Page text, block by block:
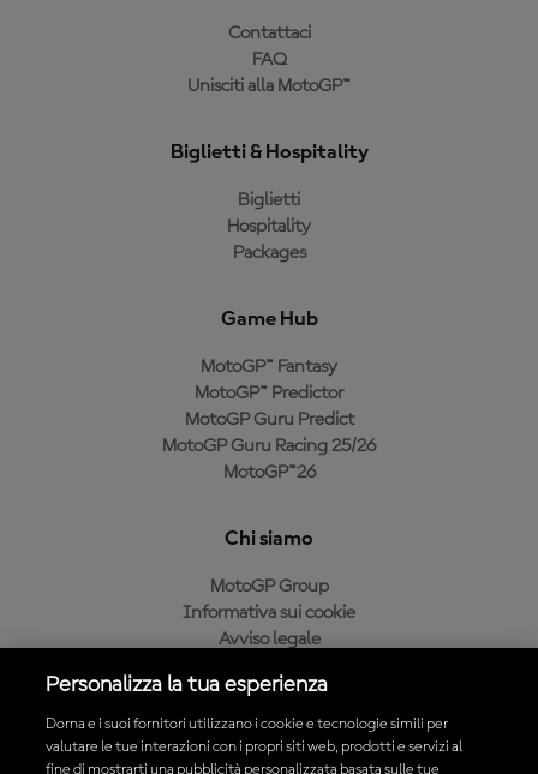
Contattaci
FAQ
Unisciti alla MotoGP™
Biglietti & Hospitality
Biglietti
Hospitality
Packages
Game Hub
MotoGP™ Fantasy
MotoGP™ Predictor
MotoGP Guru Predict
MotoGP Guru Racing 25/26
MotoGP™26
Chi siamo
MotoGP Group
Informativa sui cookie
Avviso legale
Condizioni di acquisto
Personalizza la tua esperienza
Dorna e i suoi fornitori utilizzano i cookie e tecnologie simili per
valutare le tue interazioni con i propri siti web, prodotti e servizi al
fine di mostrarti una pubblicità personalizzata basata sulle tue